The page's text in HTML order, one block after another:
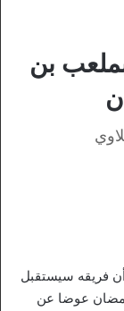
بن
فريقه سيستقبل
عوضا عن